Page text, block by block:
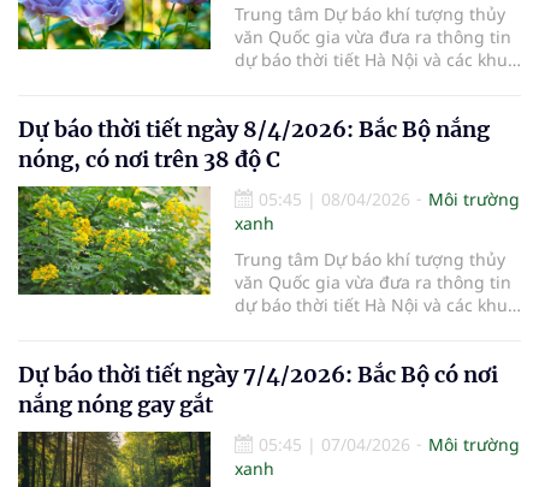
Trung tâm Dự báo khí tượng thủy
văn Quốc gia vừa đưa ra thông tin
dự báo thời tiết Hà Nội và các khu
Dự báo thời tiết ngày 8/4/2026: Bắc Bộ nắng
nóng, có nơi trên 38 độ C
05:45 | 08/04/2026
Môi trường
xanh
Trung tâm Dự báo khí tượng thủy
văn Quốc gia vừa đưa ra thông tin
dự báo thời tiết Hà Nội và các khu
Dự báo thời tiết ngày 7/4/2026: Bắc Bộ có nơi
nắng nóng gay gắt
05:45 | 07/04/2026
Môi trường
xanh